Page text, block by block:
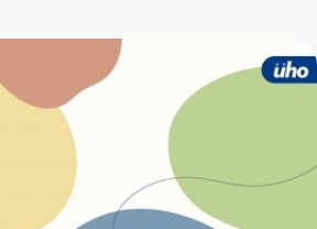
玉米2大匙、雞蛋1顆、牛奶1/4杯、切達
食用油少許。作法／1）將煮熟的地瓜去
將地瓜泥加入青椒丁、甜椒丁、玉米粒、
（玉米粒要記得瀝乾！）3）等所有材料攪
牛奶、鹽攪拌。4） 最後在平底鍋裡倒入食
拌好的地瓜泥放入平底鍋裡，以中火煎至
李惠永）（摘自／1天1道，吃出聰明腦力